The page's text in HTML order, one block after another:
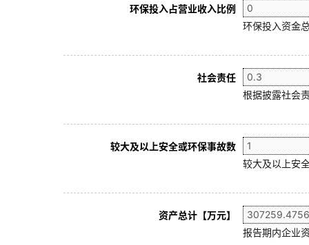
环保投入占营业收入比例
环保投入资金
社会责任
根据披露社会
较大及以上安全或环保事故数
较大及以上安
资产总计【万元】
报告期内企业